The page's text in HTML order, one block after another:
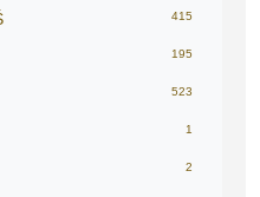
415
195
523
1
2